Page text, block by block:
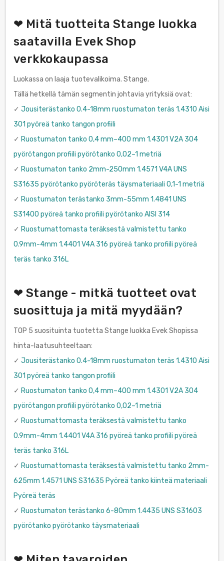
❤ Mitä tuotteita Stange luokka
saatavilla Evek Shop
verkkokaupassa
Luokassa on laaja tuotevalikoima. Stange.
Tällä hetkellä tämän segmentin johtavia yrityksiä ovat:
✓ Jousiterästanko 0.4-18mm ruostumaton teräs 1.4310 Aisi
301 pyöreä tanko tangon profiili
✓ Ruostumaton tanko 0,4 mm–400 mm 1.4301 V2A 304
pyörötangon profiili pyörötanko 0,02–1 metriä
✓ Ruostumaton tanko 2mm-250mm 1.4571 V4A UNS
S31635 pyörötanko pyöröteräs täysmateriaali 0,1-1 metriä
✓ Ruostumaton terästanko 3mm-55mm 1.4841 UNS
S31400 pyöreä tanko profiili pyörötanko AISI 314
✓ Ruostumattomasta teräksestä valmistettu tanko
0.9mm-4mm 1.4401 V4A 316 pyöreä tanko profiili pyöreä
teräs tanko 316L
❤ Stange - mitkä tuotteet ovat
suosittuja ja mitä myydään?
TOP 5 suosituinta tuotetta Stange luokka Evek Shopissa
hinta-laatusuhteeltaan:
✓ Jousiterästanko 0.4-18mm ruostumaton teräs 1.4310 Aisi
301 pyöreä tanko tangon profiili
✓ Ruostumaton tanko 0,4 mm–400 mm 1.4301 V2A 304
pyörötangon profiili pyörötanko 0,02–1 metriä
✓ Ruostumattomasta teräksestä valmistettu tanko
0.9mm-4mm 1.4401 V4A 316 pyöreä tanko profiili pyöreä
teräs tanko 316L
✓ Ruostumattomasta teräksestä valmistettu tanko 2mm-
625mm 1.4571 UNS S31635 Pyöreä tanko kiinteä materiaali
Pyöreä teräs
✓ Ruostumaton terästanko 6-80mm 1.4435 UNS S31603
pyörötanko pyörötanko täysmateriaali